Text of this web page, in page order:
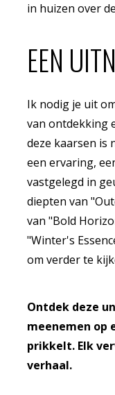
in huizen over
EEN
Ik nodig je uit
van ontdekking
deze kaarsen is
een ervaring,
vastgelegd in
diepten van
van "Bold
"Winter's
om verder te
Ontdek deze
meenemen op
prikkelt. Elk
verhaal.